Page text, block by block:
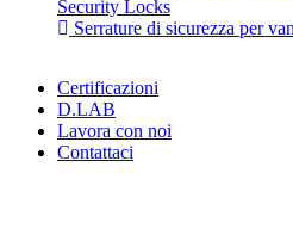
Security Locks
Serrature di sicurezza per van
Certificazioni
D.LAB
Lavora con noi
Contattaci